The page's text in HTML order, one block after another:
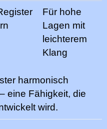
Für hohe
Lagen mit
leichterem
Klang
harmonisch
eine Fähigkeit, die
wird.